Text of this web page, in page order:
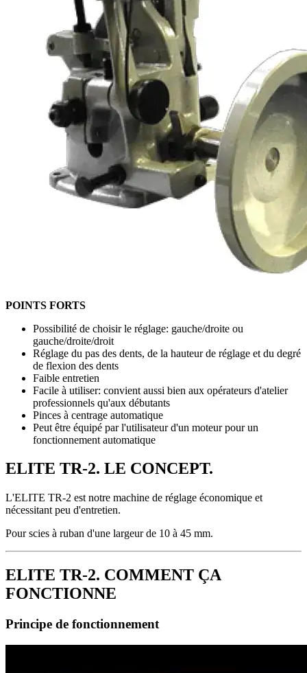
POINTS FORTS
Possibilité de choisir le réglage: gauche/droite ou
gauche/droite/droit
Réglage du pas des dents, de la hauteur de réglage et du degré
de flexion des dents
Faible entretien
Facile à utiliser: convient aussi bien aux opérateurs d'atelier
professionnels qu'aux débutants
Pinces à centrage automatique
Peut être équipé par l'utilisateur d'un moteur pour un
fonctionnement automatique
ELITE TR-2. LE CONCEPT.
L'ELITE TR-2 est notre machine de réglage économique et
nécessitant peu d'entretien.
Pour scies à ruban d'une largeur de 10 à 45 mm.
ELITE TR-2. COMMENT ÇA
FONCTIONNE
Principe de fonctionnement